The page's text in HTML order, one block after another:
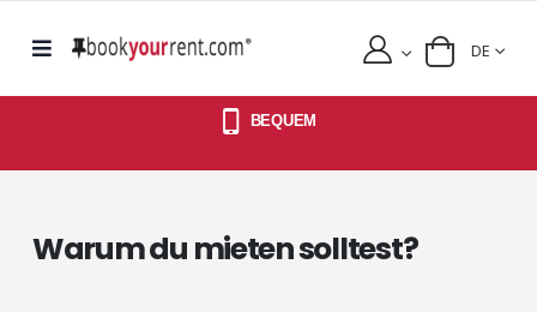
DE
BEQUEM
Warum du mieten solltest?